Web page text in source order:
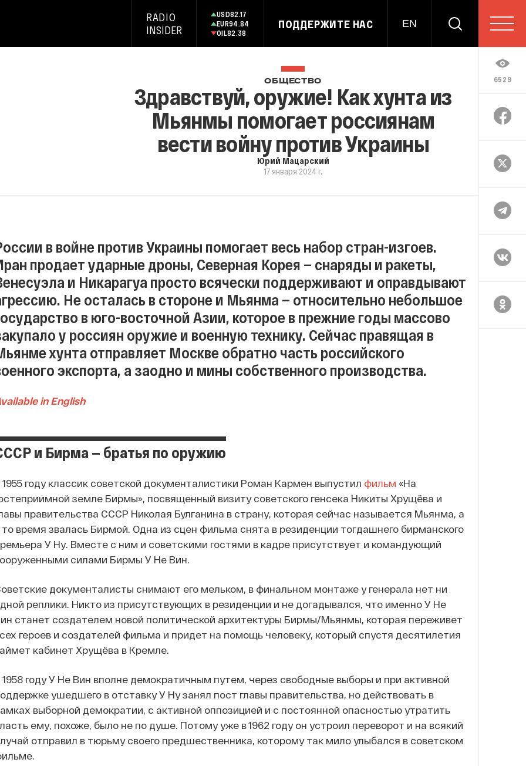
RADIO
INSIDER
USD82.17
EUR94.84
OIL82.38
ПОДДЕРЖИТЕ НАС EN
6529
ОБЩЕСТВО
Здравствуй, оружие! Как хунта из
Мьянмы помогает россиянам
вести войну против Украины
Юрий Мацарский
17 января 2024 г.
в войне против Украины помогает весь набор стран-изгоев.
продает ударные дроны, Северная Корея — снаряды и ракеты,
и Никарагуа просто всячески поддерживают и оправдывают
Не осталась в стороне и Мьянма — относительно небольшое
в юго-восточной Азии, которое в прежние годы массово
у россиян оружие и военную технику. Сейчас правящая в
хунта отправляет Москве обратно часть российского
экспорта, а заодно и мины собственного производства.
in English
и Бирма — братья по оружию
1955 году классик советской документалистики Роман Кармен выпустил фильм «На
земле Бирмы», посвященный визиту советского генсека Никиты Хрущёва и
правительства СССР Николая Булганина в страну, которая сейчас называется Мьянма, а
то время звалась Бирмой. Одна из сцен фильма снята в резиденции тогдашнего бирманского
У Ну. Вместе с ним и советскими гостями в кадре присутствует и командующий
силами Бирмы У Не Вин.
документалисты снимают его мельком, в финальном монтаже у генерала нет ни
реплики. Никто из присутствующих в резиденции и не догадывался, что именно У Не
станет создателем новой политической архитектуры Бирмы/Мьянмы, которая переживет
героев и создателей фильма и придет на помощь человеку, который спустя десятилетия
кабинет Хрущёва в Кремле.
1958 году У Не Вин вполне демократичным путем, через свободные выборы и при активной
ушедшего в отставку У Ну занял пост главы правительства, но действовать в
выборной демократии, с активной оппозицией и с постоянной опасностью утратить
ему, похоже, было не по душе. Потому уже в 1962 году он устроил переворот и на всякий
отправил в тюрьму своего предшественника, которому так мило улыбался в советском